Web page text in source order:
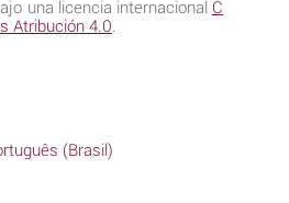
una licencia internacional C
Atribución 4.0.
(Brasil)